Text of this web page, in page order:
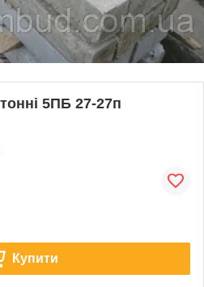
5ПБ 27-27п
Купити